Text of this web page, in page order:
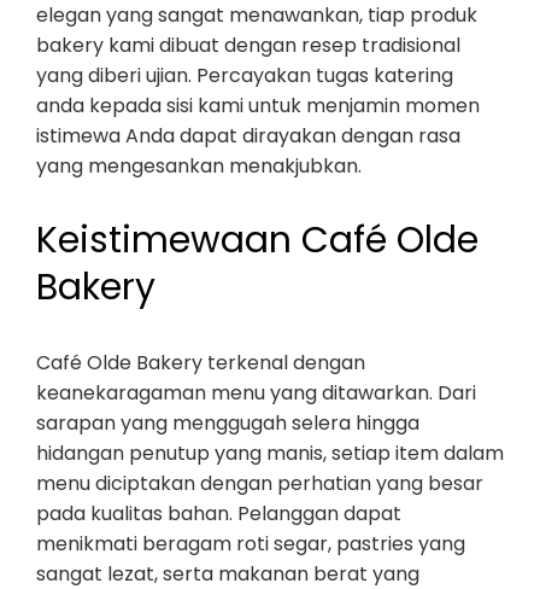
elegan yang sangat menawankan, tiap produk
bakery kami dibuat dengan resep tradisional
yang diberi ujian. Percayakan tugas katering
anda kepada sisi kami untuk menjamin momen
istimewa Anda dapat dirayakan dengan rasa
yang mengesankan menakjubkan.
Keistimewaan Café Olde
Bakery
Café Olde Bakery terkenal dengan
keanekaragaman menu yang ditawarkan. Dari
sarapan yang menggugah selera hingga
hidangan penutup yang manis, setiap item dalam
menu diciptakan dengan perhatian yang besar
pada kualitas bahan. Pelanggan dapat
menikmati beragam roti segar, pastries yang
sangat lezat, serta makanan berat yang